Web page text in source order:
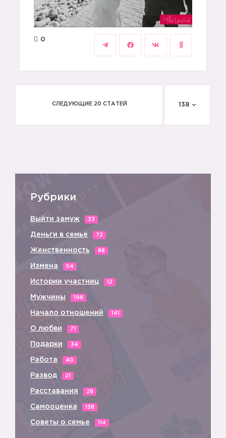
0
СЛЕДУЮЩИЕ 20 СТАТЕЙ 138
Рубрики
Выйти замуж 33
Деньги в семье 72
Женственность 88
Измена 54
Истории участниц 12
Мужчины 198
Начало отношений 141
О любви 71
Подарки 34
Работа 40
Развод 21
Расставания 28
Самооценка 138
Советы о семье 114